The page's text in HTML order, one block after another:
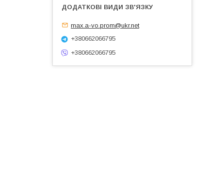
max.a-vo.prom@ukr.net
+380662066795
+380662066795